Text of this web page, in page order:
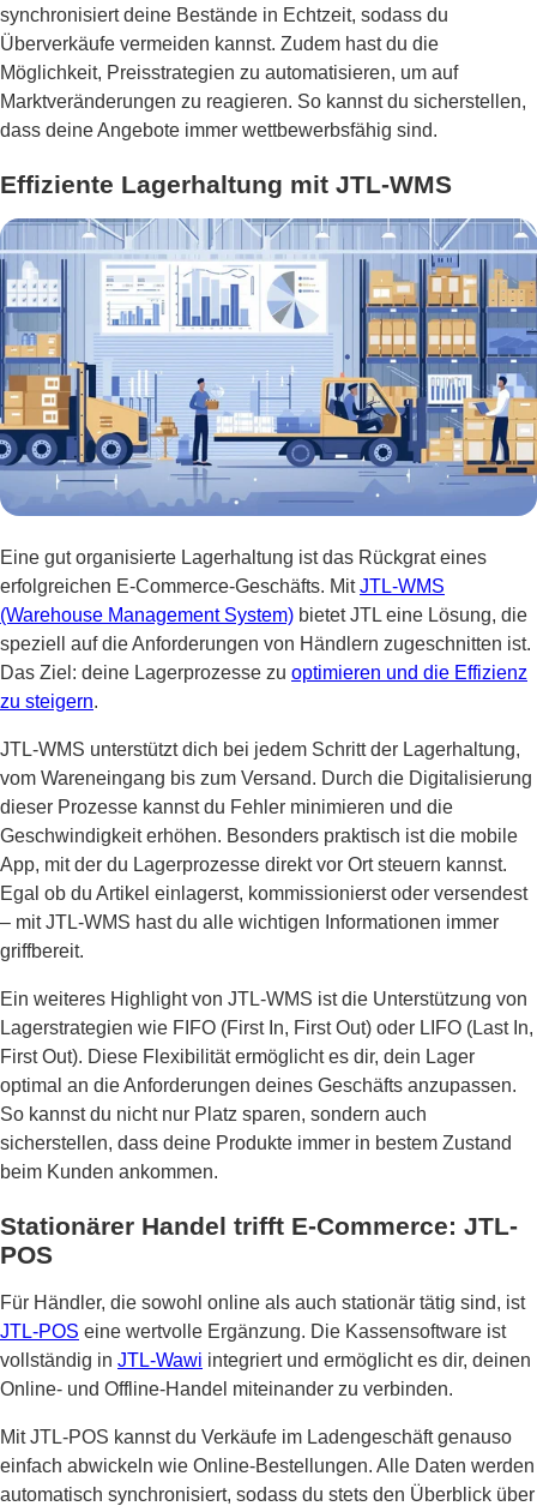
synchronisiert deine Bestände in Echtzeit, sodass du
Überverkäufe vermeiden kannst. Zudem hast du die
Möglichkeit, Preisstrategien zu automatisieren, um auf
Marktveränderungen zu reagieren. So kannst du sicherstellen,
dass deine Angebote immer wettbewerbsfähig sind.
Effiziente Lagerhaltung mit JTL-WMS
Eine gut organisierte Lagerhaltung ist das Rückgrat eines
erfolgreichen E-Commerce-Geschäfts. MitJTL-WMS
(Warehouse Management System) bietet JTL eine Lösung, die
speziell auf die Anforderungen von Händlern zugeschnitten ist.
Das Ziel: deine Lagerprozesse zu optimieren und die Effizienz
zu steigern.
JTL-WMS unterstützt dich bei jedem Schritt der Lagerhaltung,
vom Wareneingang bis zum Versand. Durch die Digitalisierung
dieser Prozesse kannst du Fehler minimieren und die
Geschwindigkeit erhöhen. Besonders praktisch ist die mobile
App, mit der du Lagerprozesse direkt vor Ort steuern kannst.
Egal ob du Artikel einlagerst, kommissionierst oder versendest
– mit JTL-WMS hast du alle wichtigen Informationen immer
griffbereit.
Ein weiteres Highlight von JTL-WMS ist die Unterstützung von
Lagerstrategien wie FIFO (First In, First Out) oder LIFO (Last In,
First Out). Diese Flexibilität ermöglicht es dir, dein Lager
optimal an die Anforderungen deines Geschäfts anzupassen.
So kannst du nicht nur Platz sparen, sondern auch
sicherstellen, dass deine Produkte immer in bestem Zustand
beim Kunden ankommen.
Stationärer Handel trifft E-Commerce: JTL-
POS
Für Händler, die sowohl online als auch stationär tätig sind, ist
JTL-POS eine wertvolle Ergänzung. Die Kassensoftware ist
vollständig in JTL-Wawi integriert und ermöglicht es dir, deinen
Online- und Offline-Handel miteinander zu verbinden.
Mit JTL-POS kannst du Verkäufe im Ladengeschäft genauso
einfach abwickeln wie Online-Bestellungen. Alle Daten werden
automatisch synchronisiert, sodass du stets den Überblick über